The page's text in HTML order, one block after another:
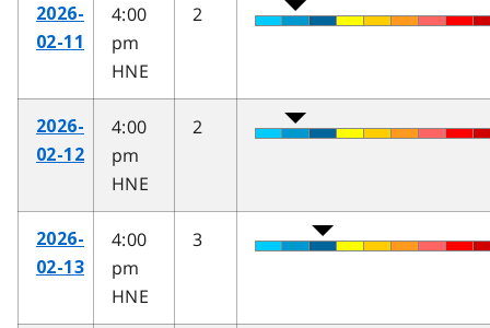
2026-
02-11
4:00
pm
HNE
2
2026-
02-12
4:00
pm
HNE
2
2026-
02-13
4:00
pm
HNE
3